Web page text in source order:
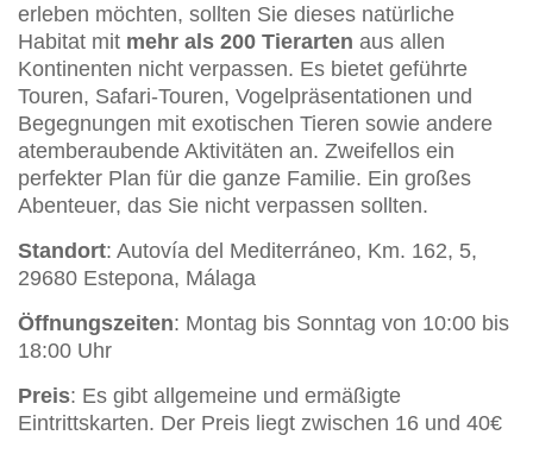
erleben möchten, sollten Sie dieses natürliche
Habitat mit mehr als 200 Tierarten aus allen
Kontinenten nicht verpassen. Es bietet geführte
Touren, Safari-Touren, Vogelpräsentationen und
Begegnungen mit exotischen Tieren sowie andere
atemberaubende Aktivitäten an. Zweifellos ein
perfekter Plan für die ganze Familie. Ein großes
Abenteuer, das Sie nicht verpassen sollten.
Standort: Autovía del Mediterráneo, Km. 162, 5,
29680 Estepona, Málaga
Öffnungszeiten: Montag bis Sonntag von 10:00 bis
18:00 Uhr
Preis: Es gibt allgemeine und ermäßigte
Eintrittskarten. Der Preis liegt zwischen 16 und 40€